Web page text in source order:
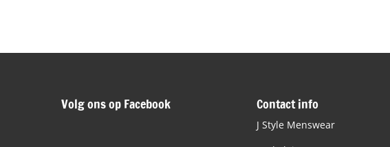
Volg ons op Facebook Contact info
J Style Menswear